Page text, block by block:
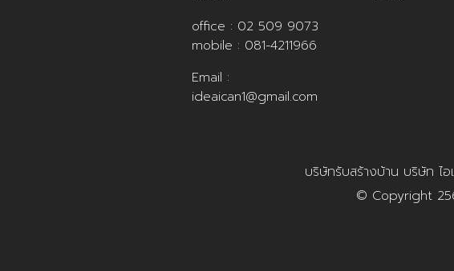
office : 02 509 9073
mobile : 081-4211966
Email :
ideaican1@gmail.com
บริษัทรับสร้างบ้าน บริษัท ไ
© Copyright